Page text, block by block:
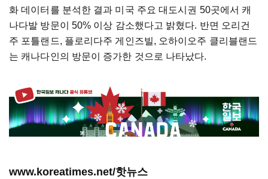
화 데이터를 분석한 결과 미국 주요 대도시권 50곳에서 캐
나다발 방문이 50% 이상 감소했다고 밝혔다. 반면 오리건
주 포틀랜드, 플로리다주 게인즈빌, 오하이오주 클리블랜드
는 캐나다인의 방문이 증가한 것으로 나타났다.
www.koreatimes.net/핫뉴스